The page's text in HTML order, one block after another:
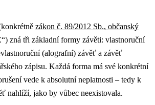
zákon č. 89/2012 Sb., občanský
zná tři základní formy závěti: vlastnoruční
(alografní) závěť a závěť
zápisu. Každá forma má své konkrétní
vede k absolutní neplatnosti – tedy k
nahlíží, jako by vůbec neexistovala.